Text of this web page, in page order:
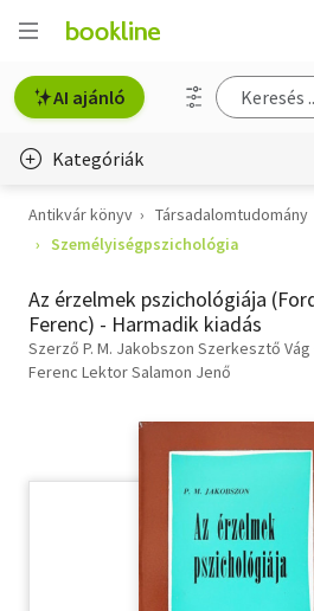
AI ajánló
Kategóriák
Életmód, egészség
Gyermek- és ifjúsági
Hobbi, szabadidő
Szótár, nyelvkönyv
Antikvár könyv Társadalomtudomány
Személyiségpszichológia
Az érzelmek pszichológiája
Ferenc) - Harmadik kiadás
Szerző P. M. Jakobszon Szerkesztő
Ferenc Lektor Salamon Jenő